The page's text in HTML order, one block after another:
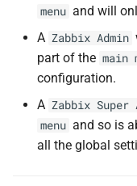
menu and will
A Zabbix Admin
part of the main
configuration.
A Zabbix Super
menu and so is
all the global